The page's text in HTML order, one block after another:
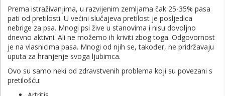
Prema istraživanjima, u razvijenim zemljama čak 25-35% pasa
pati od pretilosti. U većini slučajeva pretilost je posljedica
nebrige za psa. Mnogi psi žive u stanovima i nisu dovoljno
dnevno aktivni. Ali ne možemo ih kriviti zbog toga. Odgovornost
je na vlasnicima pasa. Mnogi od njih se, također, ne pridržavaju
uputa za hranjenje svoga ljubimca.
Ovo su samo neki od zdravstvenih problema koji su povezani s
pretilošću: